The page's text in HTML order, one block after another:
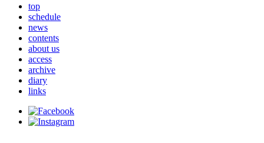
top
schedule
news
contents
about us
access
archive
diary
links